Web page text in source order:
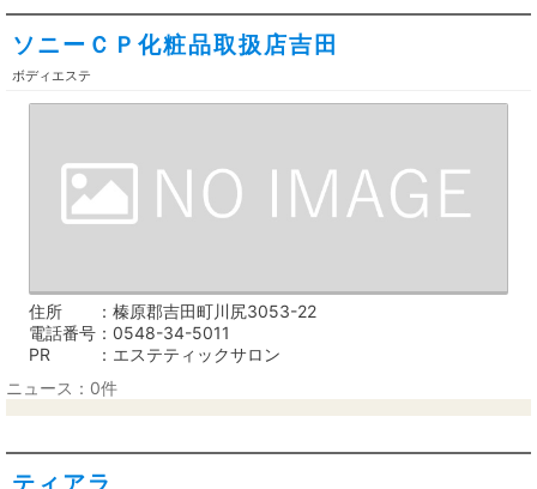
ソニーＣＰ化粧品取扱店吉田
ボディエステ
住所
榛原郡吉田町川尻3053-22
電話番号
0548-34-5011
PR
エステティックサロン
ニュース：0件
ティアラ